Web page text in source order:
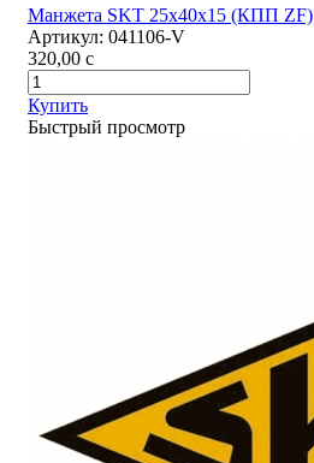
Манжета SKT 25х40х15 (КПП ZF)
Артикул: 041106-V
320,00 c
Купить
Быстрый просмотр